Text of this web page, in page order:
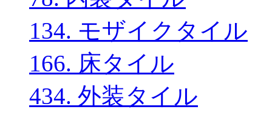
134. モザイクタイル
166. 床タイル
434. 外装タイル